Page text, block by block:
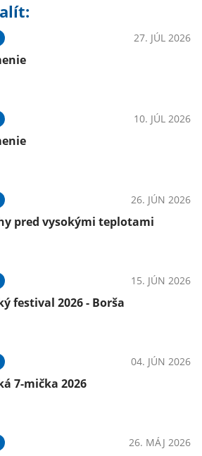
27. JÚL 2026
10. JÚL 2026
26. JÚN 2026
pred vysokými teplotami
15. JÚN 2026
festival 2026 - Borša
04. JÚN 2026
7-mička 2026
26. MÁJ 2026